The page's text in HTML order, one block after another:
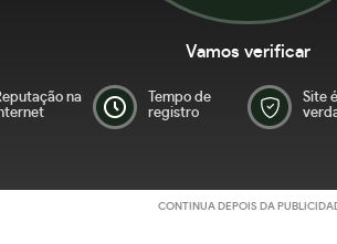
Vamos verificar
na
Tempo de
registro
Site é
CONTINUA DEPOIS DA